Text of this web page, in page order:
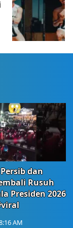
dan
Rusuh
Presiden 2026
AM